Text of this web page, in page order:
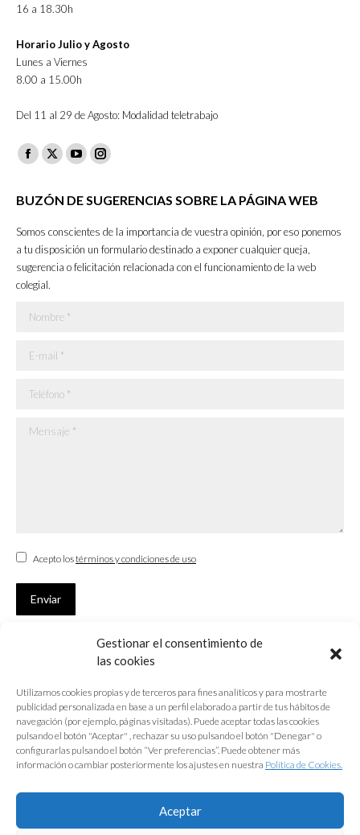
Gestionar el consentimiento de
las cookies
Utilizamos cookies propias y de terceros para fines analíticos y para mostrarte
publicidad personalizada en base a un perfil elaborado a partir de tus hábitos de
navegación (por ejemplo, páginas visitadas). Puede aceptar todas las cookies
pulsando el botón "Aceptar" , rechazar su uso pulsando el botón "Denegar" o
configurarlas pulsando el botón “Ver preferencias”. Puede obtener más
información o cambiar posteriormente los ajustes en nuestra Política de Cookies.
Aceptar
16 a 18.30h
Horario Julio y Agosto
Lunes a Viernes
8.00 a 15.00h
Del 11 al 29 de Agosto: Modalidad teletrabajo
Facebook
opens
new
window
X
opens
new
window
YouTube
opens
new
window
Instagram
opens
in
new
window
BUZÓN DE SUGERENCIAS SOBRE LA PÁGINA WEB
Somos conscientes de la importancia de vuestra opinión, por eso ponemos
a tu disposición un formulario destinado a exponer cualquier queja,
sugerencia o felicitación relacionada con el funcionamiento de la web
colegial.
Nombre *
E-mail *
Teléfono *
Mensaje *
Acepto lostérminos y condiciones de uso
Enviar
que desarrolla el Colegio de Arquitectos de Cádiz
Nombre *
E-mail *